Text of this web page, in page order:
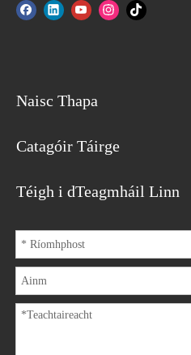
Naisc Thapa
Catagóir Táirge
Téigh i dTeagmháil Linn